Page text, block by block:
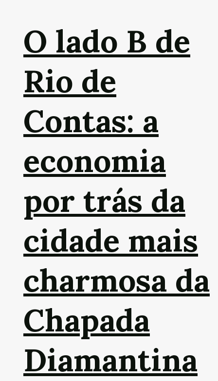
O lado B de
Rio de
Contas: a
economia
por trás da
cidade mais
charmosa da
Chapada
Diamantina